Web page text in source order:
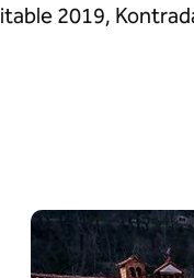
2019,